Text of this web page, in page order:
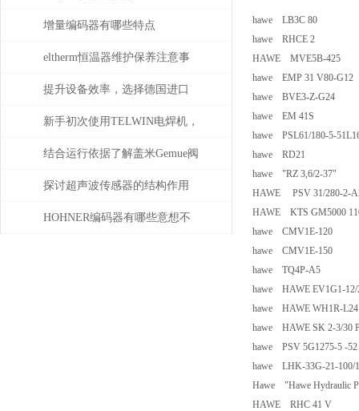
增量编码器有哪些特点
eltherm恒温器维护保养注意事
项
提升设备效率，选择德国进口
SPECK泵备件
新手初次使用TELWIN电焊机，
需注意这几点
结合运行依据了解盖米Gemue阀
门
探讨超声波传感器的结构作用
HOHNER编码器有哪些意想不
hawe LB3C 80
hawe RHCE 2
HAWE MVE5B-425
hawe EMP 31 V80-G12
hawe BVE3-Z-G24
hawe EM 41S
hawe PSL61/180-5-
hawe RD21
hawe "RZ 3,6/2-37"
HAWE PSV 31/280-2-
HAWE KTS GM5000
hawe CMV1E-120
hawe CMV1E-150
hawe TQ4P-A5
hawe HAWE EV1G1-
hawe HAWE WH1R-
hawe HAWE SK 2-3/30
hawe PSV 5G1275-5 -52
hawe LHK-33G-21-100/
Hawe "Hawe Hydraulic
HAWE RHC 41 V